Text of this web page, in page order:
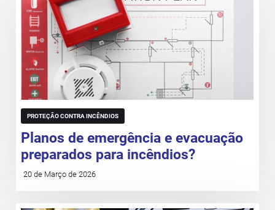
PROTEÇÃO CONTRA INCÊNDIOS
Planos de emergência e evacuação
preparados para incêndios?
20 de Março de 2026